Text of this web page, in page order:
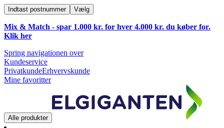
Indtast postnummer Vælg
Mix & Match - spar 1.000 kr. for hver 4.000 kr. du køber for.
Klik her
Spring navigationen over
Kundeservice
PrivatkundeErhvervskunde
Mine favoritter
Alle produkter